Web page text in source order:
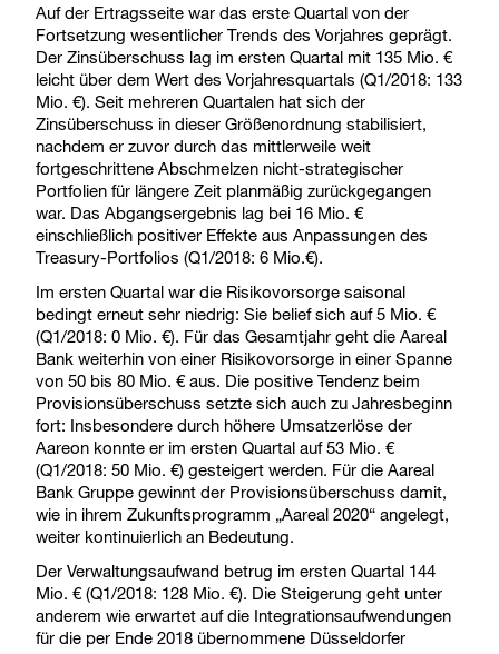
Auf der Ertragsseite war das erste Quartal von der
Fortsetzung wesentlicher Trends des Vorjahres geprägt.
Der Zinsüberschuss lag im ersten Quartal mit 135 Mio. €
leicht über dem Wert des Vorjahresquartals (Q1/2018: 133
Mio. €). Seit mehreren Quartalen hat sich der
Zinsüberschuss in dieser Größenordnung stabilisiert,
nachdem er zuvor durch das mittlerweile weit
fortgeschrittene Abschmelzen nicht-strategischer
Portfolien für längere Zeit planmäßig zurückgegangen
war. Das Abgangsergebnis lag bei 16 Mio. €
einschließlich positiver Effekte aus Anpassungen des
Treasury-Portfolios (Q1/2018: 6 Mio.€).
Im ersten Quartal war die Risikovorsorge saisonal
bedingt erneut sehr niedrig: Sie belief sich auf 5 Mio. €
(Q1/2018: 0 Mio. €). Für das Gesamtjahr geht die Aareal
Bank weiterhin von einer Risikovorsorge in einer Spanne
von 50 bis 80 Mio. € aus. Die positive Tendenz beim
Provisionsüberschuss setzte sich auch zu Jahresbeginn
fort: Insbesondere durch höhere Umsatzerlöse der
Aareon konnte er im ersten Quartal auf 53 Mio. €
(Q1/2018: 50 Mio. €) gesteigert werden. Für die Aareal
Bank Gruppe gewinnt der Provisionsüberschuss damit,
wie in ihrem Zukunftsprogramm „Aareal 2020“ angelegt,
weiter kontinuierlich an Bedeutung.
Der Verwaltungsaufwand betrug im ersten Quartal 144
Mio. € (Q1/2018: 128 Mio. €). Die Steigerung geht unter
anderem wie erwartet auf die Integrationsaufwendungen
für die per Ende 2018 übernommene Düsseldorfer